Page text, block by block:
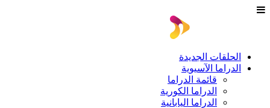
الحلقات الجديدة
الدراما الآسيوية
قائمة الدراما
الدراما الكورية
الدراما اليابانية